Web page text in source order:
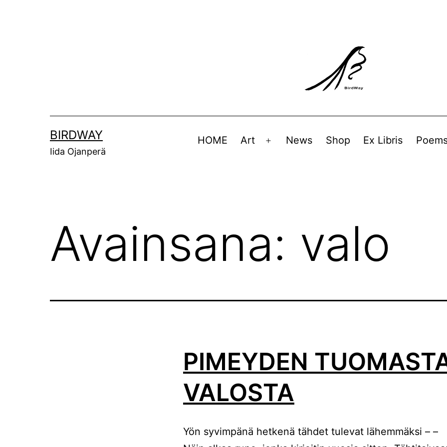
BIRDWAY
Iida Ojanperä
HOME Art
Avaa
News Shop Ex Libris
Avainsana: valo
PIMEYDEN
VALOSTA
Yön syvimpänä hetkenä tähdet tulevat lähemmäksi – –